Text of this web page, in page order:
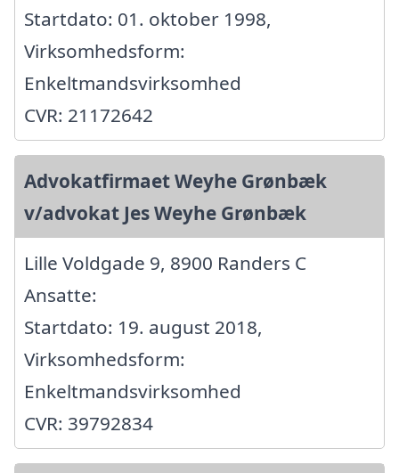
Startdato: 01. oktober 1998,
Virksomhedsform:
Enkeltmandsvirksomhed
CVR: 21172642
Advokatfirmaet Weyhe Grønbæk
v/advokat Jes Weyhe Grønbæk
Lille Voldgade 9, 8900 Randers C
Ansatte:
Startdato: 19. august 2018,
Virksomhedsform:
Enkeltmandsvirksomhed
CVR: 39792834